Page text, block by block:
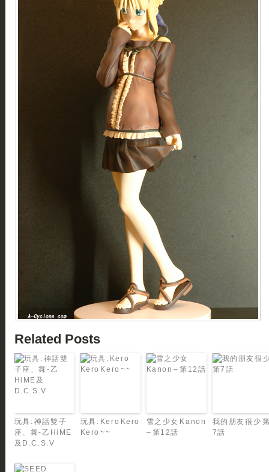
Related Posts
玩具: 神話雙子
座、舞-乙HiME
及D.C.S.V
玩具: Kero Kero
Kero ~~
雪之少女 Kanon
– 第12話
我的朋友很少
7話